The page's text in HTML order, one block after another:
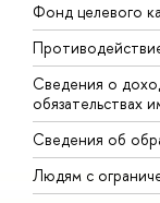
Фонд целевого
Сведения о
обязательствах
Сведения об
Людям с